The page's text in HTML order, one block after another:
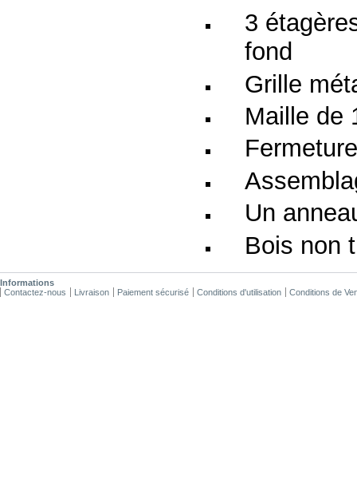
3
fond
Grille
Maille de
Un
Bois non
Informations
Contactez-nous
Livraison Paiement sécurisé Conditions d'utilisation Conditions de